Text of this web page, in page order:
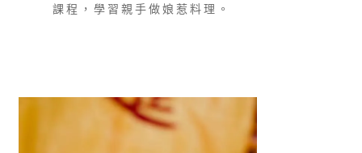
課程，學習親手做娘惹料理。